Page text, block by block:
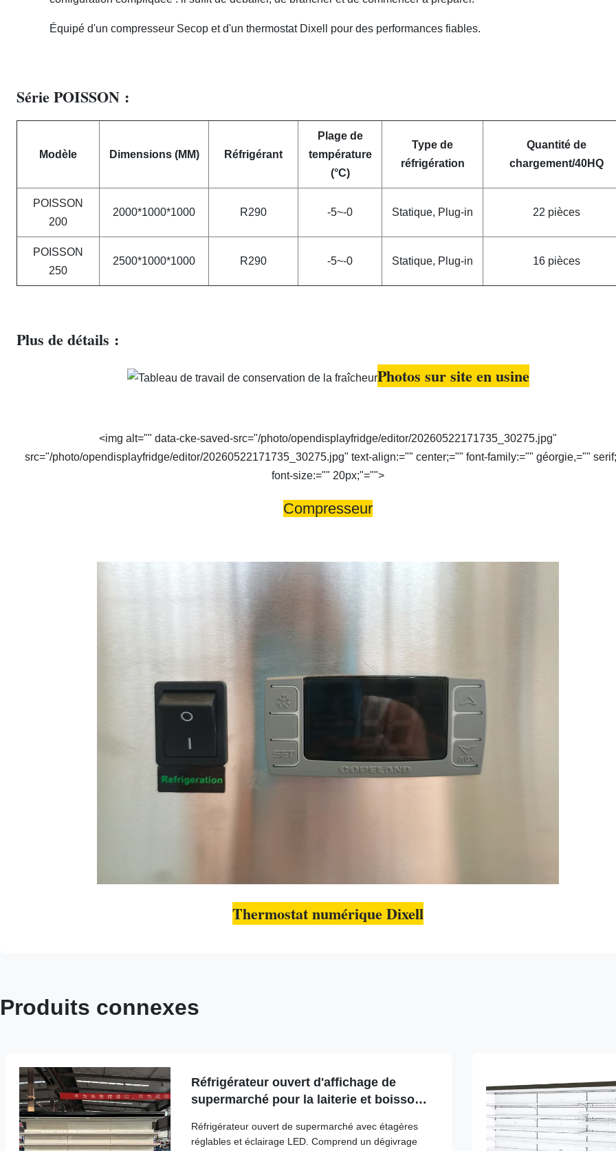
Équipé d'un compresseur Secop​ et d'un thermostat Dixell​ pour des performances fiables.
Série POISSON :
Modèle Dimensions (MM) Réfrigérant
Plage de
température
(°C)
Type de
réfrigération
Quantité de
chargement/40HQ
POISSON
200
2000*1000*1000 R290 -5~-0 Statique, Plug-in 22 pièces
POISSON
250
2500*1000*1000 R290 -5~-0 Statique, Plug-in 16 pièces
Plus de détails :
Photos sur site en usine
<img alt="" data-cke-saved-src="/photo/opendisplayfridge/editor/20260522171735_30275.jpg"
src="/photo/opendisplayfridge/editor/20260522171735_30275.jpg" text-align:="" center;="" font-family:="" géorgie,=""
font-size:="" 20px;"="">
Compresseur
Thermostat numérique Dixell
Produits connexes
Réfrigérateur ouvert d'affichage de
supermarché pour la laiterie et boissons
Réfrigérateur ouvert de supermarché avec étagères
réglables et éclairage LED. Comprend un dégivrage